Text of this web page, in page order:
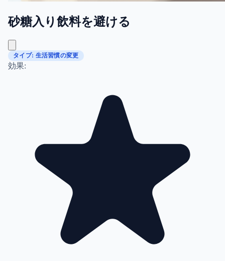
砂糖入り飲料を避ける
タイプ: 生活習慣の変更
効果: